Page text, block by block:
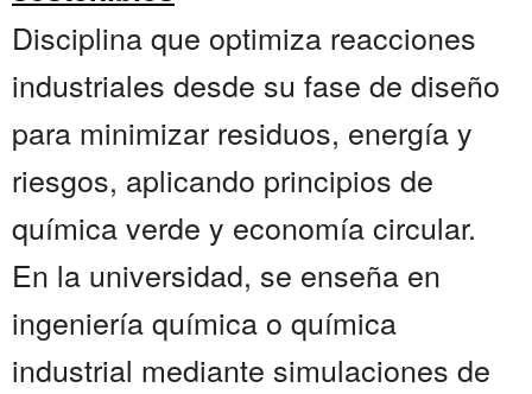
Disciplina que optimiza reacciones
industriales desde su fase de diseño
para minimizar residuos, energía y
riesgos, aplicando principios de
química verde y economía circular.
En la universidad, se enseña en
ingeniería química o química
industrial mediante simulaciones de